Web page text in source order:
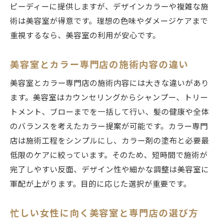
ピーディーに提供しますが、デザインカラーや複雑な施
術は美容室が得意です。理想の色味やダメージケアまで
重視するなら、美容室の利用が安心です。
美容室とカラー専門店の施術内容の違い
美容室とカラー専門店の施術内容には大きな違いがあり
ます。美容室はカウンセリングからシャンプー、トリー
トメント、ブローまでを一括して行い、髪の健康や全体
のバランスを考えたカラー提案が可能です。カラー専門
店は施術工程をシンプルにし、カラー剤の塗布と必要最
低限のケアに絞っています。そのため、短時間で施術が
完了しやすい反面、デザイン性や細かな調整は美容室に
軍配が上がります。目的に応じた選択が重要です。
忙しい女性に向く美容室と専門店の選び方